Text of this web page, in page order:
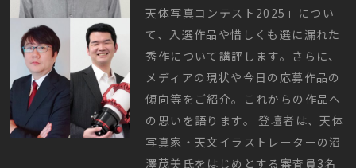
天体写真コンテスト2025」につい
て、入選作品や惜しくも選に漏れた
秀作について講評します。さらに、
メディアの現状や今日の応募作品の
傾向等をご紹介。これからの作品へ
の思いを語ります。 登壇者は、天体
写真家・天文イラストレーターの沼
澤茂美氏をはじめとする審査員3名